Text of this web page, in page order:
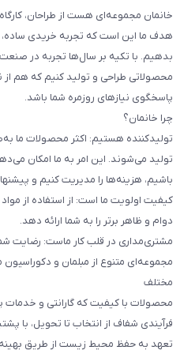
خانمان مجموعه‌ای هست از طراحان،
هدف ما این است که تجربه خریدی
بدهیم. با تکیه بر سال‌ها تجربه در
محصولاتی طراحی و تولید کنیم که هم از
پاسخگوی نیازهای روزمره شما باشد.
چرا خانمان؟
تولیدکننده هستیم: اکثر محصولات ما
تولید می‌شوند. این امر به ما امکان
باشیم، هزینه‌ها را مدیریت کنیم و
کیفیت اولویت ما است: از استفاده از مواد
دوام و ظاهر برتر را به شما ارائه دهد.
مشتری‌مداری در قلب کار ماست: رضایت
مجموعه‌ای متنوع از مبلمان و دکوراسیون
مختلف
محصولات با کیفیت که گارانتی و
فرآیندی شفاف از انتخاب تا تحویل، با
تعهد به حفظ محیط زیست از طریق